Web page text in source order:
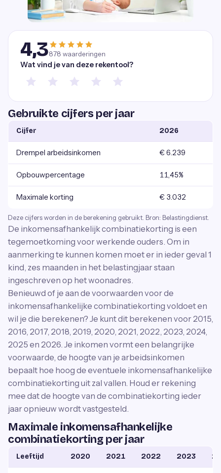
4,3878 waarderingen
Wat vind je van deze rekentool?
Gebruikte cijfers per jaar
Cijfer 2026
Drempel arbeidsinkomen € 6.239
Opbouwpercentage 11,45%
Maximale korting € 3.032
Deze cijfers worden in de berekening gebruikt. Bron: Belastingdienst.
De inkomensafhankelijk combinatiekorting is een
tegemoetkoming voor werkende ouders. Om in
aanmerking te kunnen komen moet er in ieder geval 1
kind, zes maanden in het belastingjaar staan
ingeschreven op het woonadres.
Benieuwd of je aan de voorwaarden voor de
inkomensafhankelijke combinatiekorting voldoet en
wil je die berekenen? Je kunt dit berekenen voor 2015,
2016, 2017, 2018, 2019, 2020, 2021, 2022, 2023, 2024,
2025 en 2026. Je inkomen vormt een belangrijke
voorwaarde, de hoogte van je arbeidsinkomen
bepaalt hoe hoog de eventuele inkomensafhankelijke
combinatiekorting uit zal vallen. Houd er rekening
mee dat de hoogte van de combinatiekorting ieder
jaar opnieuw wordt vastgesteld.
Maximale inkomensafhankelijke
combinatiekorting per jaar
Leeftijd 2020 2021 2022 2023